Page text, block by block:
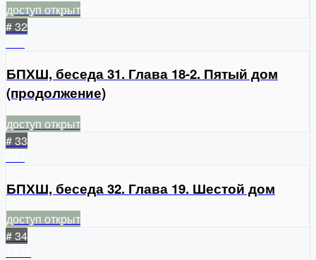
доступ открыт
# 32
БПХШ, беседа 31. Глава 18-2. Пятый дом
(продолжение)
доступ открыт
# 33
БПХШ, беседа 32. Глава 19. Шестой дом
доступ открыт
# 34